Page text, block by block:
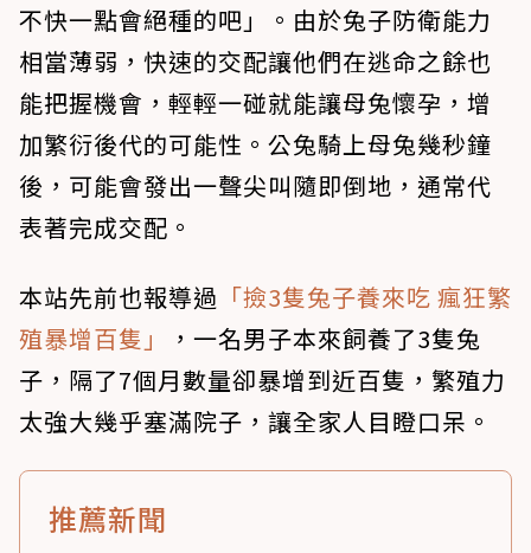
不快一點會絕種的吧」。由於兔子防衛能力
相當薄弱，快速的交配讓他們在逃命之餘也
能把握機會，輕輕一碰就能讓母兔懷孕，增
加繁衍後代的可能性。公兔騎上母兔幾秒鐘
後，可能會發出一聲尖叫隨即倒地，通常代
表著完成交配。
本站先前也報導過 「撿3隻兔子養來吃 瘋狂繁
殖暴增百隻」
，一名男子本來飼養了3隻兔
子，隔了7個月數量卻暴增到近百隻，繁殖力
太強大幾乎塞滿院子，讓全家人目瞪口呆。
推薦新聞